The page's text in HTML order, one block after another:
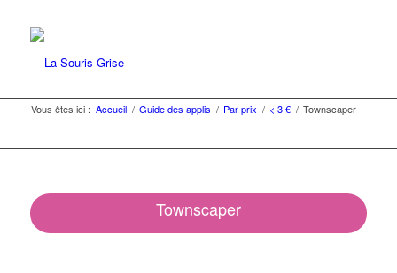
Vous êtes ici : Accueil / Guide des applis / Par prix / < 3 € / Townscaper
Townscaper